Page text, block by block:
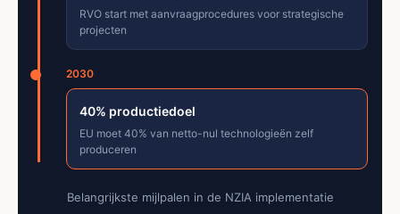
RVO start met aanvraagprocedures voor strategische
projecten
2030
40% productiedoel
EU moet 40% van netto-nul technologieën zelf
produceren
Belangrijkste mijlpalen in de NZIA implementatie